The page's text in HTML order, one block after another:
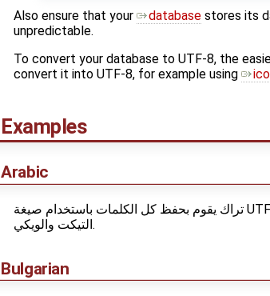
Also ensure that your database stores its
unpredictable.
To convert your database to UTF-8, the
convert it into UTF-8, for example using
Examples
Arabic
تراك يقوم بحفظ كل الكلمات باستخدام صيغة UTF-8، بما في ذلك الكلمات المستخدمة في صفحات
التيكت والويكي.
Bulgarian